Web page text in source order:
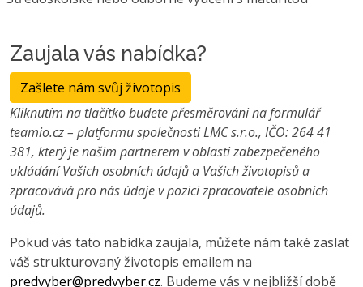
Zaujala vás nabídka?
Zašlete nám svůj životopis
Kliknutím na tlačítko budete přesměrováni na formulář
teamio.cz – platformu společnosti LMC s.r.o., IČO: 264 41
381, který je našim partnerem v oblasti zabezpečeného
ukládání Vašich osobních údajů a Vašich životopisů a
zpracovává pro nás údaje v pozici zpracovatele osobních
údajů.
Pokud vás tato nabídka zaujala, můžete nám také zaslat
váš strukturovaný životopis emailem na
predvyber@predvyber.cz. Budeme vás v nejbližší době